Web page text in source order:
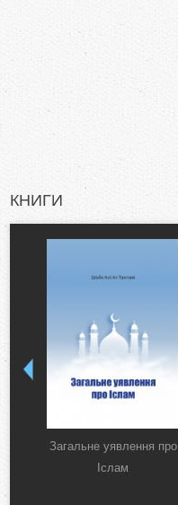
КНИГИ
Загальне уявлення про
Іслам